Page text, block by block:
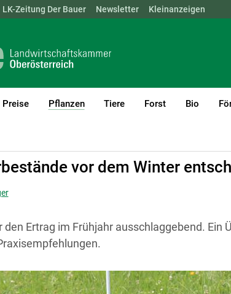
BGLD KTN NÖ OÖ SBG STMK
LK-Zeitung Der Bauer Newsletter Kleinanzeigen
Preise Pflanzen
(current)1
Tiere Forst Bio
vor dem Winter
Ertrag im Frühjahr ausschlaggebend. Ein